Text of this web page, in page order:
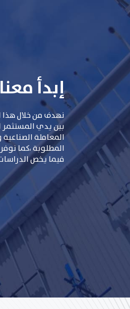
إبدأ معنا
نهدف من خلال هذا
بين يدي المستثمر
المعاملة
المطلوبة ،كما
فيما يخص